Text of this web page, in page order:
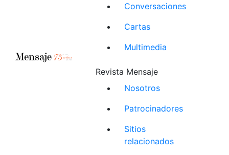
Conversaciones
Cartas
Multimedia
Revista Mensaje
Nosotros
Patrocinadores
Sitios
relacionados